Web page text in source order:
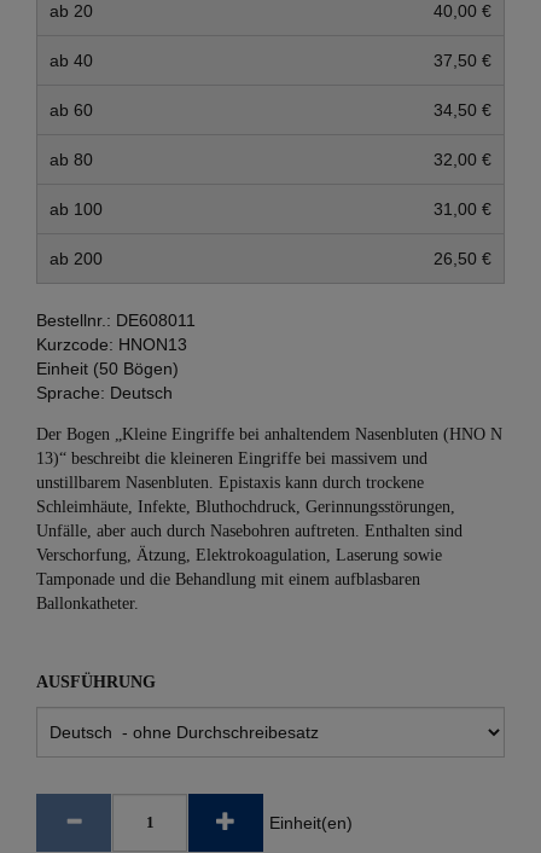
ab 20 40,00 €
ab 40 37,50 €
ab 60 34,50 €
ab 80 32,00 €
ab 100 31,00 €
ab 200 26,50 €
Bestellnr.: DE608011
Kurzcode: HNON13
Einheit (50 Bögen)
Sprache: Deutsch
Der Bogen „Kleine Eingriffe bei anhaltendem Nasenbluten (HNO N
13)“ beschreibt die kleineren Eingriffe bei massivem und
unstillbarem Nasenbluten. Epistaxis kann durch trockene
Schleimhäute, Infekte, Bluthochdruck, Gerinnungsstörungen,
Unfälle, aber auch durch Nasebohren auftreten. Enthalten sind
Verschorfung, Ätzung, Elektroko­agulation, Laserung sowie
Tamponade und die Behandlung mit einem aufblasbaren
Ballonkatheter.
AUSFÜHRUNG
Einheit(en)